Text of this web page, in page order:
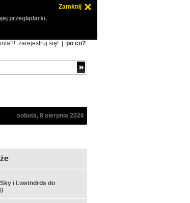
Zamknij
przeglądarki.
zarejestruj się! po co?
sobota, 8 sierpnia 2026
i Lwstndrds do